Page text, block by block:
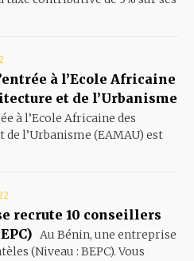
à l’Ecole Africaine
et de l’Urbanisme
à l’Ecole Africaine des
l’Urbanisme (EAMAU) est
recrute 10 conseillers
Au Bénin, une entreprise
(Niveau : BEPC). Vous